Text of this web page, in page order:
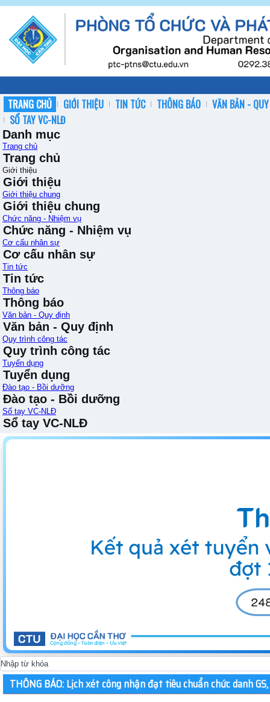
TRANG CHỦ GIỚI THIỆU TIN TỨC THÔNG BÁO
VĂN BẢN -
SỔ TAY VC-NLĐ
Danh mục
Trang chủ
Trang chủ
Giới thiệu
Giới thiệu
Giới thiệu chung
Giới thiệu chung
Chức năng - Nhiệm vụ
Chức năng - Nhiệm vụ
Cơ cấu nhân sự
Cơ cấu nhân sự
Tin tức
Tin tức
Thông báo
Thông báo
Văn bản - Quy định
Văn bản - Quy định
Quy trình công tác
Quy trình công tác
Tuyển dụng
Tuyển dụng
Đào tạo - Bồi dưỡng
Đào tạo - Bồi dưỡng
Sổ tay VC-NLĐ
Sổ tay VC-NLĐ
THÔNG BÁO: Lịch xét công nhận đạt tiêu chuẩn chức danh